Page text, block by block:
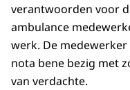
verantwoorden voor
ambulance
werk. De
nota bene bezig met
van verdachte.